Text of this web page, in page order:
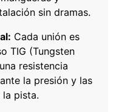
sin dramas.
Cada unión es
TIG (Tungsten
resistencia
la presión y las
pista.